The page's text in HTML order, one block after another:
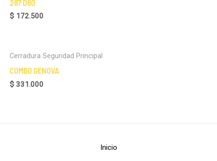
287 D60
$ 172.500
Cerradura Seguridad Principal
COMBO GENOVA
$ 331.000
Inicio